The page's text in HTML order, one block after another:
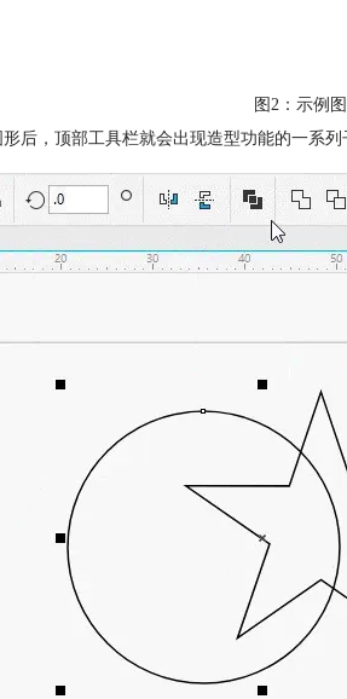
图2：示例
后，顶部工具栏就会出现造型功能的一系列